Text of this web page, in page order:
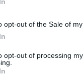
opt-out of the Sale of my
opt-out of processing
Ελένη